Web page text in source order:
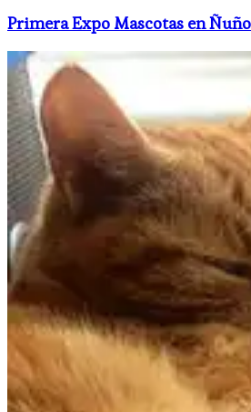
Primera Expo Mascotas en